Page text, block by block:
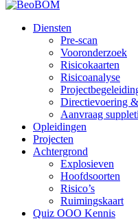
Diensten
Pre-scan
Vooronderzoek
Risicokaarten
Risicoanalyse
Directievoering
Aanvraag
Opleidingen
Projecten
Achtergrond
Explosieven
Hoofdsoorten
Risico’s
Ruimingskaart
Quiz OOO Kennis